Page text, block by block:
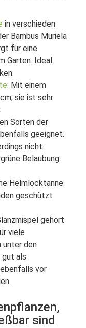
in verschieden
Bambus Muriela
für eine
Garten. Ideal
: Mit einem
sie ist sehr
Sorten der
geeignet.
nicht
Belaubung
Helmlocktanne
geschützt
gehört
viele
unter den
gut als
vor
sind